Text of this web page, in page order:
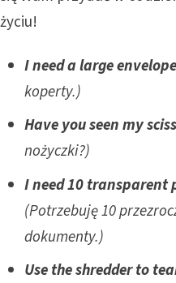
życiu!
I need a large
koperty.)
Have you seen my
nożyczki?)
I need 10 transparent
(Potrzebuję 10
dokumenty.)
Use the shredder to